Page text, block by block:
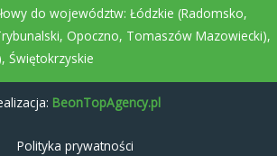
do województw: Łódzkie (Radomsko,
Opoczno, Tomaszów Mazowiecki),
Świętokrzyskie
BeonTopAgency.pl
Polityka prywatności